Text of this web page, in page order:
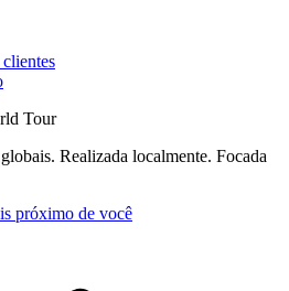
Tour
Realizada localmente. Focada
próximo de você